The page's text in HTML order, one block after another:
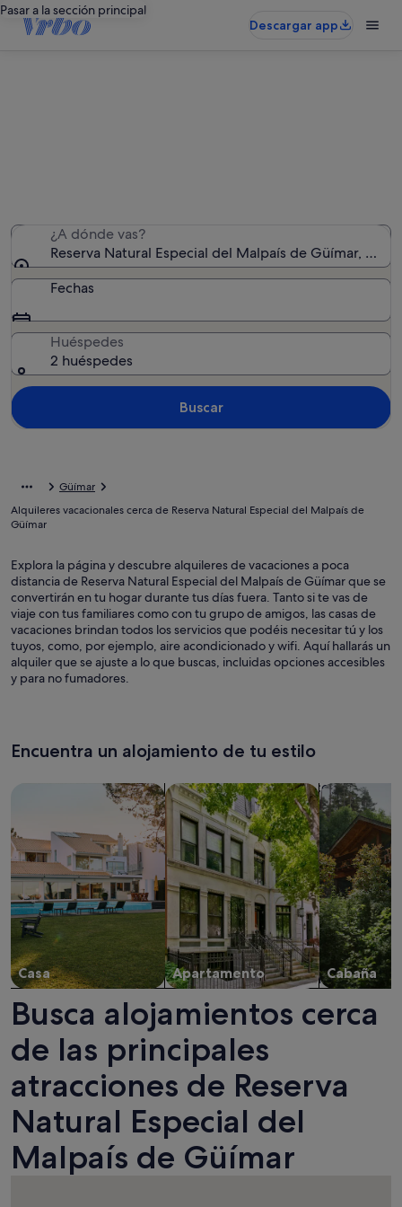
Pasar a la sección principal
Descargar app
¿A dónde vas?
Reserva Natural Especial del Malpaís de Güímar,
Fechas
Huéspedes
2 huéspedes
Buscar
Güímar
Alquileres vacacionales cerca de Reserva Natural Especial del Malpaís de
Güímar
Explora la página y descubre alquileres de vacaciones a poca
distancia de Reserva Natural Especial del Malpaís de Güímar que se
convertirán en tu hogar durante tus días fuera. Tanto si te vas de
viaje con tus familiares como con tu grupo de amigos, las casas de
vacaciones brindan todos los servicios que podéis necesitar tú y los
tuyos, como, por ejemplo, aire acondicionado y wifi. Aquí hallarás un
alquiler que se ajuste a lo que buscas, incluidas opciones accesibles
y para no fumadores.
Encuentra un alojamiento de tu estilo
Casa Apartamento
Busca apartamentos
Cabaña
Buscar
Busca alojamientos cerca
de las principales
atracciones de Reserva
Natural Especial del
Malpaís de Güímar